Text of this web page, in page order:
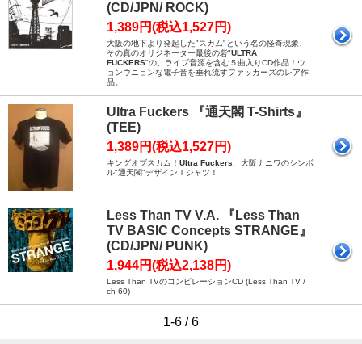
(CD/JPN/ ROCK)
1,389円(税込1,527円)
大阪の地下より発起した"スカム"という名の怪奇現象、
その真のオリジネーター最後の砦"ULTRA
FUCKERS"の、ライブ音源を含む５曲入りCD作品！ウニ
ョンウニョンな電子音を垂れ流すファッカーズのレア作
品。
Ultra Fuckers 『通天閣 T-Shirts』
(TEE)
1,389円(税込1,527円)
キングオブスカム！ Ultra Fuckers 、大阪ナニワのシンボ
ル"通天閣"デザインＴシャツ！
Less Than TV V.A. 『Less Than
TV BASIC Concepts STRANGE』
(CD/JPN/ PUNK)
1,944円(税込2,138円)
Less Than TVのコンピレーションCD (Less Than TV /
ch-60)
1-6 / 6